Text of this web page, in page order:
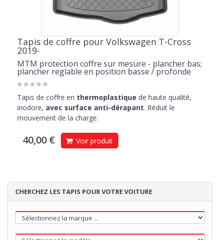
Tapis de coffre pour Volkswagen T-Cross
2019-
MTM protection coffre sur mesure - plancher bas;
plancher reglable en position basse / profonde
Tapis de coffre en thermoplastique de haute qualité,
inodore, avec surface anti-dérapant. Réduit le
mouvement de la charge.
40,00 € Voir produit
CHERCHEZ LES TAPIS POUR VOTRE VOITURE